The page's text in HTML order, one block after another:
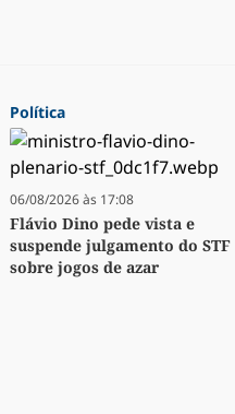
Política
06/08/2026 às 17:08
Flávio Dino pede vista e
suspende julgamento do STF
sobre jogos de azar